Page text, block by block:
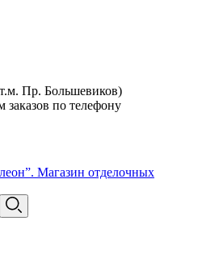
Пр. Большевиков)
по телефону